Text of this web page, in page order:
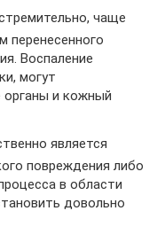
чаще
перенесенного
Воспаление
могут
органы и кожный
является
повреждения либо
в области
довольно